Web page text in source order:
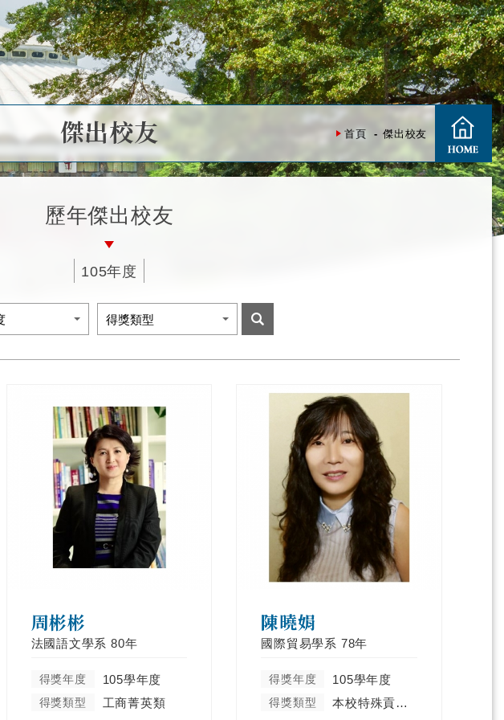
首頁 傑出校友
傑出校友
歷年傑出校友
105年度
周彬彬
法國語文學系 80年
得獎年度 105學年度
得獎類型 工商菁英類
陳曉娟
國際貿易學系 78年
得獎年度 105學年度
得獎類型 本校特殊貢獻類